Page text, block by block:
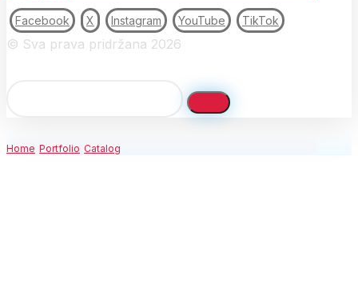
Facebook X Instagram YouTube TikTok
© Sva prava pridržana 2026
Home Portfolio Catalog